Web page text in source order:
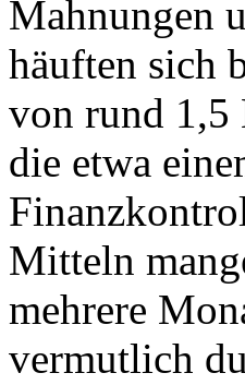
Mahnungen
häuften sich
von rund 1,5
die etwa
Mitteln
mehrere
vermutlich